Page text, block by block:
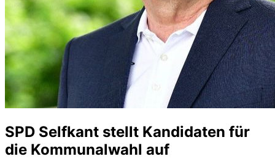
SPD Selfkant stellt Kandidaten für
die Kommunalwahl auf